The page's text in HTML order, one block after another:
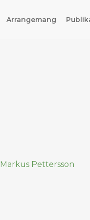
Arrangemang
Markus Pettersson